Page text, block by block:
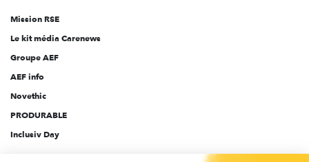
Mission RSE
Le kit média Carenews
Groupe AEF
AEF info
Novethic
PRODURABLE
Inclusiv Day